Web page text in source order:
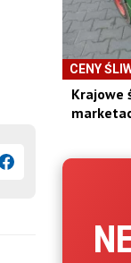
CENY
Krajowe